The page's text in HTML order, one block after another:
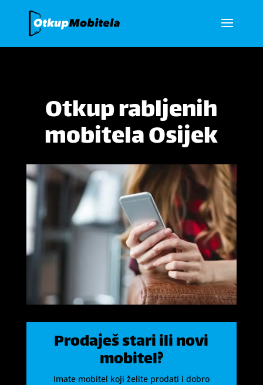
Otkup rabljenih
mobitela Osijek
Prodaješ stari ili novi
mobitel?
Imate mobitel koji želite prodati i dobro